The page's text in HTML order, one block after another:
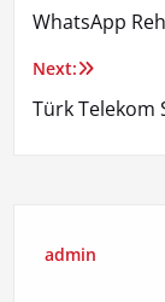
WhatsApp
Next:
Türk Telekom
admin